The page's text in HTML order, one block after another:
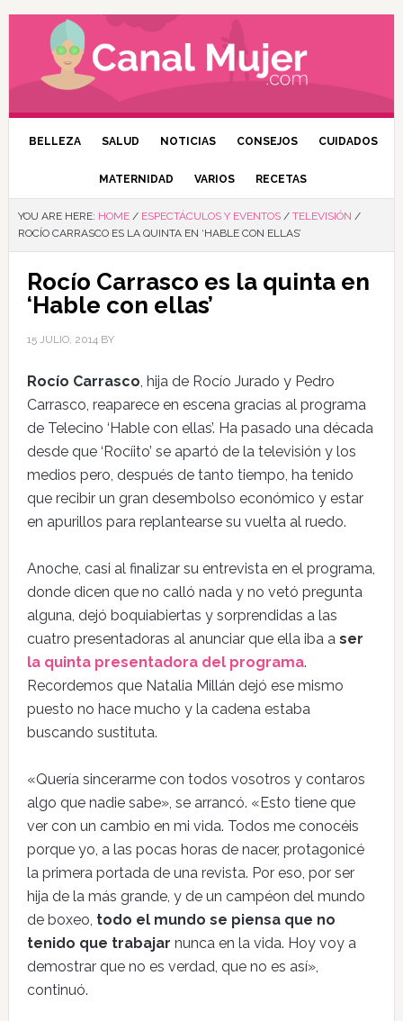
BELLEZA SALUD NOTICIAS CONSEJOS CUIDADOS
MATERNIDAD VARIOS RECETAS
YOU ARE HERE: HOME / ESPECTÁCULOS Y EVENTOS / TELEVISIÓN /
ROCÍO CARRASCO ES LA QUINTA EN ‘HABLE CON ELLAS’
Rocío Carrasco es la quinta en
‘Hable con ellas’
15 JULIO, 2014BY
Rocío Carrasco, hija de Rocío Jurado y Pedro
Carrasco, reaparece en escena gracias al programa
de Telecino ‘Hable con ellas’. Ha pasado una década
desde que ‘Rocíito’ se apartó de la televisión y los
medios pero, después de tanto tiempo, ha tenido
que recibir un gran desembolso económico y estar
en apurillos para replantearse su vuelta al ruedo.
Anoche, casi al finalizar su entrevista en el programa,
donde dicen que no calló nada y no vetó pregunta
alguna, dejó boquiabiertas y sorprendidas a las
cuatro presentadoras al anunciar que ella iba a ser
la quinta presentadora del programa.
Recordemos que Natalia Millán dejó ese mismo
puesto no hace mucho y la cadena estaba
buscando sustituta.
«Quería sincerarme con todos vosotros y contaros
algo que nadie sabe», se arrancó. «Esto tiene que
ver con un cambio en mi vida. Todos me conocéis
porque yo, a las pocas horas de nacer, protagonicé
la primera portada de una revista. Por eso, por ser
hija de la más grande, y de un campéon del mundo
de boxeo, todo el mundo se piensa que no
tenido que trabajar nunca en la vida. Hoy voy a
demostrar que no es verdad, que no es así»,
continuó.